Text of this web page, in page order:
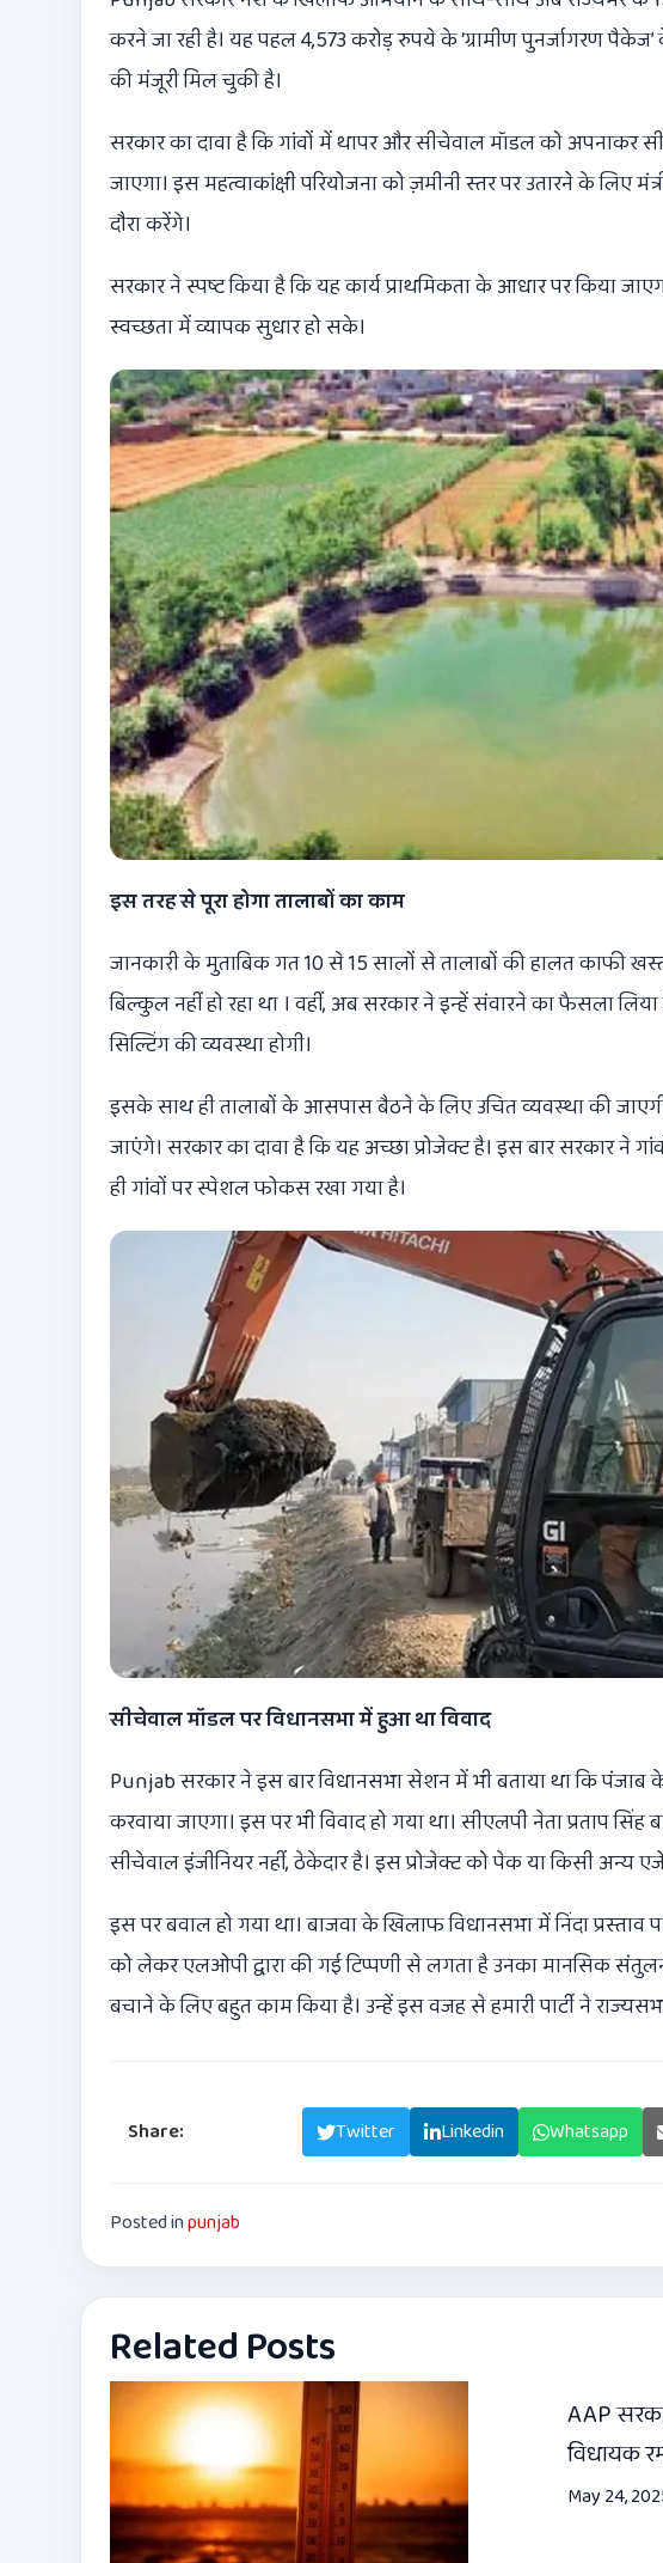
करने जा रही है। यह पहल 4,573 करोड़ रुपये के ‘ग्रामीण पुनर्जागरण
की मंजूरी मिल चुकी है।
सरकार का दावा है कि गांवों में थापर और सीचेवाल मॉडल को अपनाकर
जाएगा। इस महत्वाकांक्षी परियोजना को ज़मीनी स्तर पर उतारने के लिए
दौरा करेंगे।
सरकार ने स्पष्ट किया है कि यह कार्य प्राथमिकता के आधार पर किया
स्वच्छता में व्यापक सुधार हो सके।
इस तरह से पूरा होगा तालाबों का काम
जानकारी के मुताबिक गत 10 से 15 सालों से तालाबों की हालत काफी
बिल्कुल नहीं हो रहा था । वहीं, अब सरकार ने इन्हें संवारने का फैसला
सिल्टिंग की व्यवस्था होगी।
इसके साथ ही तालाबों के आसपास बैठने के लिए उचित व्यवस्था की
जाएंगे। सरकार का दावा है कि यह अच्छा प्रोजेक्ट है। इस बार सरकार ने
ही गांवों पर स्पेशल फोकस रखा गया है।
सीचेवाल मॉडल पर विधानसभा में हुआ था विवाद
Punjab सरकार ने इस बार विधानसभा सेशन में भी बताया था कि
करवाया जाएगा। इस पर भी विवाद हो गया था। सीएलपी नेता प्रताप
सीचेवाल इंजीनियर नहीं, ठेकेदार है। इस प्रोजेक्ट को पेक या किसी अन्य
इस पर बवाल हो गया था। बाजवा के खिलाफ विधानसभा में निंदा
को लेकर एलओपी द्वारा की गई टिप्पणी से लगता है उनका मानसिक
बचाने के लिए बहुत काम किया है। उन्हें इस वजह से हमारी पार्टी ने
Share: Twitter Linkedin Whatsapp
Posted inpunjab
Related Posts
AAP
विधायक
May 24,